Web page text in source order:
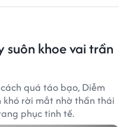
suôn khoe vai trần
quá táo bạo, Diễm
khó rời mắt nhờ thần thái
phục tinh tế.